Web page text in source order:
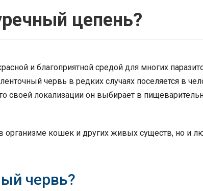
цепень?
и благоприятной средой для многих
червь в редких случаях поселяется в
своей локализации он выбирает в
в организме кошек и других живых существ, но и
червь?